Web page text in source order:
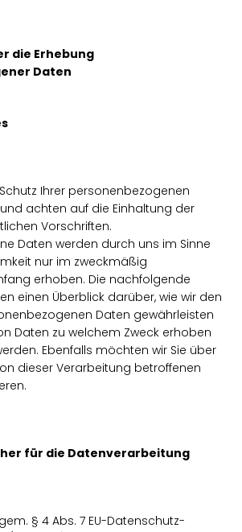
die Erhebung
Daten
Ihrer personenbezogenen
achten auf die Einhaltung der
Vorschriften.
Daten werden durch uns im Sinne
nur im zweckmäßig
erhoben. Die nachfolgende
einen Überblick darüber, wie wir den
Daten gewährleisten
Daten zu welchem Zweck erhoben
Ebenfalls möchten wir Sie über
dieser Verarbeitung betroffenen
für die Datenverarbeitung
§ 4 Abs. 7 EU-Datenschutz-